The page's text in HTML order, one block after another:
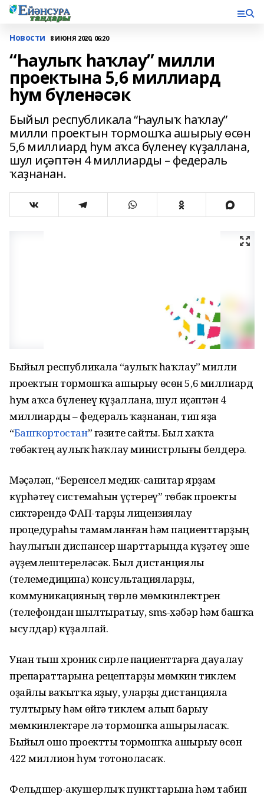
Новости 8 ИЮНЯ 2020, 06:20
“Һаулыҡ һаҡлау” милли
проектына 5,6 миллиард
һум бүленәсәк
Быйыл республикала “Һаулыҡ һаҡлау”
милли проектын тормошҡа ашырыу өсөн
5,6 миллиард һум аҡса бүленеү күҙаллана,
шул иҫәптән 4 миллиарды – федераль
ҡаҙнанан.
Быйыл республикала “Һаулыҡ һаҡлау” милли
проектын тормошҡа ашырыу өсөн 5,6 миллиард
һум аҡса бүленеү күҙаллана, шул иҫәптән 4
миллиарды – федераль ҡаҙнанан, тип яҙа
“Башҡортостан” гәзите сайты. Был хаҡта
төбәктең Һаулыҡ һаҡлау министрлығы белдерә.
Мәҫәлән, “Беренсел медик-санитар ярҙам
күрһәтеү системаһын үҫтереү” төбәк проекты
сиктәрендә ФАП-тарҙы лицензиялау
процедураһы тамамланған һәм пациенттарҙың
һаулығын диспансер шарттарында күҙәтеү эше
әүҙемлештереләсәк. Был дистанциялы
(телемедицина) консультацияларҙы,
коммуникацияның төрлө мөмкинлектрен
(телефондан шылтыратыу, sms-хәбәр һәм башҡа
ысулдар) күҙаллай.
Унан тыш хроник сирле пациенттарға дауалау
препараттарына рецептарҙы мөмкин тиклем
оҙайлы ваҡытҡа яҙыу, уларҙы дистанцияла
тултырыу һәм өйгә тиклем алып барыу
мөмкинлектәре лә тормошҡа ашырыласаҡ.
Быйыл ошо проектты тормошҡа ашырыу өсөн
422 миллион һум тотоноласаҡ.
Фельдшер-акушерлыҡ пункттарына һәм табип